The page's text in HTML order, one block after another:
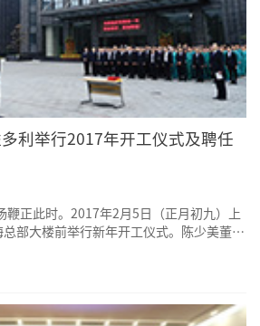
利举行2017年开工仪式及聘任
鞭正此时。2017年2月5日（正月初九）上
部大楼前举行新年开工仪式。陈少美董事
研、生产、营销、直属四大系统员工参加